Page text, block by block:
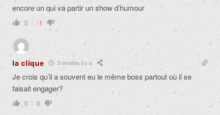
encore un qui va partir un show d’humour
0 -1
la clique 3 années il y a
Je crois qu’il a souvent eu le même boss partout où il se
faisait engager?
0 0